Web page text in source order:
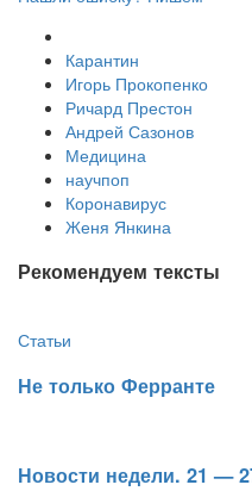
Карантин
Игорь Прокопенко
Ричард Престон
Андрей Сазонов
Медицина
научпоп
Коронавирус
Женя Янкина
Рекомендуем тексты
Статьи
​Не только Ферранте
​Новости недели. 21 —